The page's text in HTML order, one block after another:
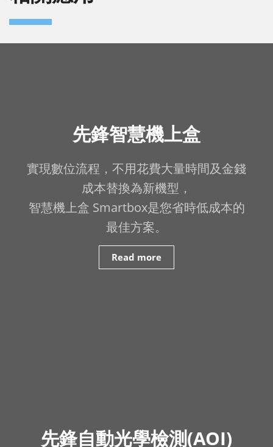
先鋒智慧機上盒
實現數位流程，不用花費大量時間及金錢
成本替換為新機型，
智慧機上盒 Smartbox是您省時低成本的
最佳方案。
Read more
先鋒自動光學檢測(AOI)